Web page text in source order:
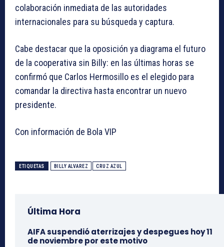
colaboración inmediata de las autoridades
internacionales para su búsqueda y captura.
Cabe destacar que la oposición ya diagrama el futuro
de la cooperativa sin Billy: en las últimas horas se
confirmó que Carlos Hermosillo es el elegido para
comandar la directiva hasta encontrar un nuevo
presidente.
Con información de Bola VIP
ETIQUETAS BILLY ALVAREZ CRUZ AZUL
Última Hora
AIFA suspendió aterrizajes y despegues hoy 11
de noviembre por este motivo